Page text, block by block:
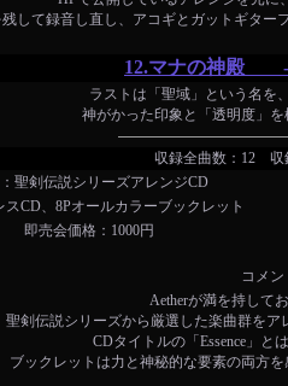
して録音し直し、アコギとガットギター
12.マナの神殿 -
ラストは「聖域」という名を
神がかった印象と「透明度」を
収録全曲数：12 収
聖剣伝説シリーズアレンジCD
スCD、8Pオールカラーブックレット
即売会価格：1000円
コメン
Aetherが満を持して
聖剣伝説シリーズから厳選した楽曲群をア
CDタイトルの「Essence」と
ブックレットは力と神秘的な要素の両方